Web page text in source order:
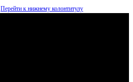
Перейти к нижнему колонтитулу